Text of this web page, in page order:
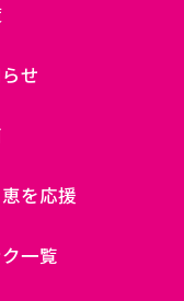
せ
を応援
一覧